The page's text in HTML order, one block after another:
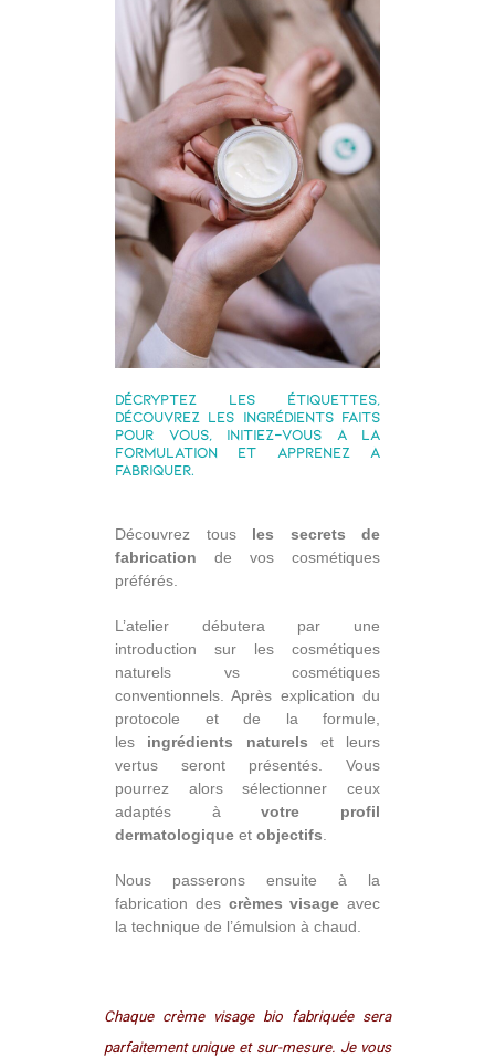
Décryptez les étiquettes,
découvrez les ingrédients faits
pour vous, initiez-vous à la
formulation et apprenez à
fabriquer.
Découvrez tous les secrets de
fabrication de vos cosmétiques
préférés.
L’atelier débutera par une
introduction sur les cosmétiques
naturels vs cosmétiques
conventionnels. Après explication du
protocole et de la formule,
les ingrédients naturels et leurs
vertus seront présentés. Vous
pourrez alors sélectionner ceux
adaptés àvotre profil
dermatologique et objectifs
Nous passerons ensuite à la
fabrication des crèmes visage avec
la technique de l’émulsion à chaud.
Chaque crème visage bio fabriquée sera
parfaitement unique et sur-mesure. Je vous